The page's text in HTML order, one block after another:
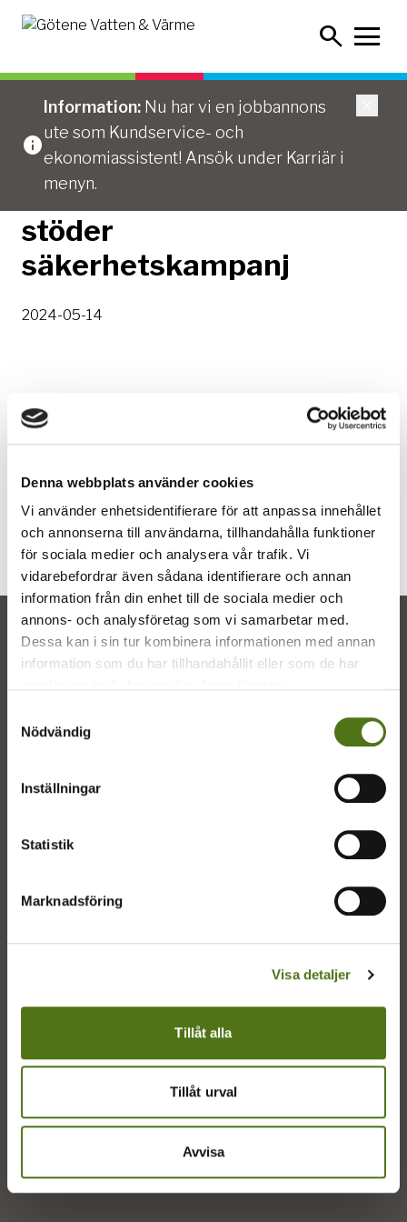
Denna webbplats använder cookies
Vi använder enhetsidentifierare för att anpassa innehållet
och annonserna till användarna, tillhandahålla funktioner
för sociala medier och analysera vår trafik. Vi
vidarebefordrar även sådana identifierare och annan
information från din enhet till de sociala medier och
annons- och analysföretag som vi samarbetar med.
Dessa kan i sin tur kombinera informationen med annan
information som du har tillhandahållit eller som de har
Nödvändig
Inställningar
Statistik
Marknadsföring
Visa detaljer
Tillåt alla
Tillåt urval
Avvisa
Sök
Information: Nu har vi en jobbannons
ute som Kundservice- och
ekonomiassistent! Ansök under Karriär i
menyn.
Götene Vatten & Värme stöder säkerhetskampanj
Götene Vatten & Värme
stöder
säkerhetskampanj
2024-05-14
Flexbert delar ut kostnadsfria reflexvästar och
andra reflexprodukter till förskolor och skolor,
utflykter. Bra grej tycker vi!
fjärrvärmeverksamhet i Götene och Hällekis
samt ansvarar för vatten & avlopp i Götene
Om Mina sidor
Faktura och betalning
Kontakta oss